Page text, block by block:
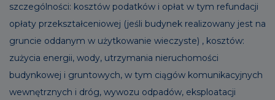
szczególności: kosztów podatków i opłat w tym refundacji
opłaty przekształceniowej (jeśli budynek realizowany jest na
gruncie oddanym w użytkowanie wieczyste) , kosztów:
zużycia energii, wody, utrzymania nieruchomości
budynkowej i gruntowych, w tym ciągów komunikacyjnych
wewnętrznych i dróg, wywozu odpadów, eksploatacji